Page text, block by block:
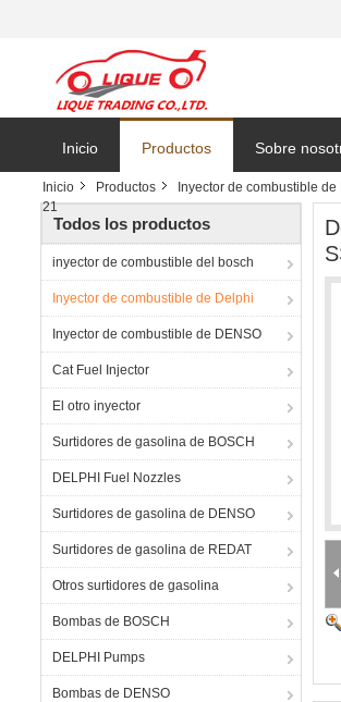
Inicio Productos Sobre
Inicio Productos
Inyector de combustible
21
Todos los productos
inyector de combustible del bosch
Inyector de combustible de Delphi
Inyector de combustible de DENSO
Cat Fuel Injector
El otro inyector
Surtidores de gasolina de BOSCH
DELPHI Fuel Nozzles
Surtidores de gasolina de DENSO
Surtidores de gasolina de REDAT
Otros surtidores de gasolina
Bombas de BOSCH
DELPHI Pumps
Bombas de DENSO